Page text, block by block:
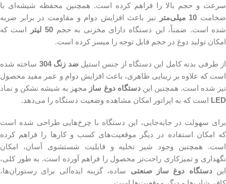
سرعت و حجم بالا را فراهم کرده است. همچنین محفظه شیشه‌ای با
ضخامت 10 میلی‌متر
نیز باعث افزایش دوام و مقاومت در برابر ضربه
شده است. ضمناً، این دستگاه دارای مخزنی به حجم 50 لیتر
است که
امکان تولید دوغ در حجم قابل توجه را میسر کرده است.
از طرفی بدنه کامل این دستگاه از جنس استیلضد زنگ 304
ساخته شده
است که علاوه بر زیبایی ظاهری، باعث افزایش دوام و عمر مفید محصول
نیز شده است. همچنین ایندستگاه دوغ ساز مجهز به شیشه نشکن و نماد
LED است که به اپراتور امکان مشاهده وضعیت دستگاه را می‌دهد.
برای سهولت در جابه‌جایی، این دستگاه با چرخ‌هایی طراحی شده است
که امکان استفاده در دیگر موقعیت‌های کسب و کارها را فراهم کرده
است. همچنین وجود شیر تخلیه و قابلیت شستشوی آسان، امکان
نگهداری و تمیزکاری راحت‌تر محصول را فراهم آورده است. به طور کلی،
ایندستگاه دوغ ساز صنعتی ساده، گزینه ایده‌آلی برای رستوران‌ها،